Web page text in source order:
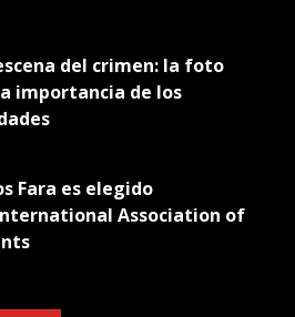
del crimen: la foto
importancia de los
Fara es elegido
Association of